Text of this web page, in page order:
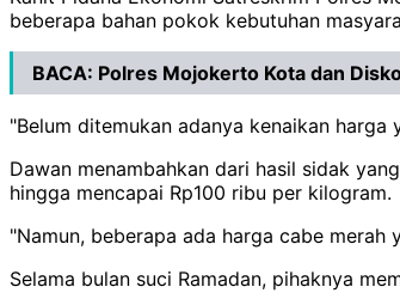
beberapa bahan pokok kebutuhan
BACA: Polres Mojokerto Kota dan
"Belum ditemukan adanya kenaikan
Dawan menambahkan dari hasil sidak
hingga mencapai Rp100 ribu per kilogram.
"Namun, beberapa ada harga cabe merah
Selama bulan suci Ramadan, pihaknya